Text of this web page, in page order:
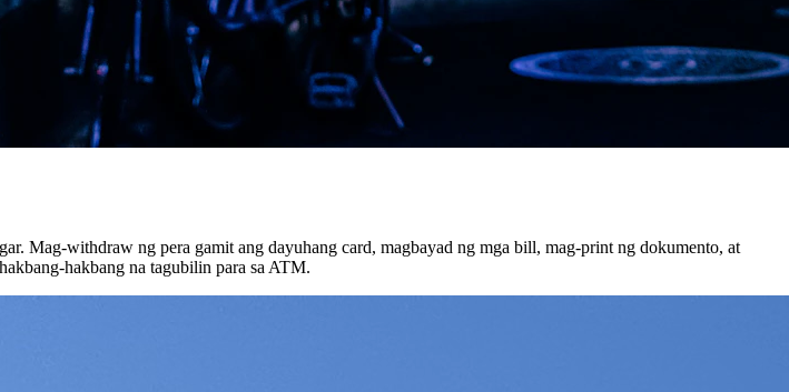
Mag-withdraw ng pera gamit ang dayuhang card, magbayad ng mga bill, mag-print ng dokumento, at
hakbang na tagubilin para sa ATM.